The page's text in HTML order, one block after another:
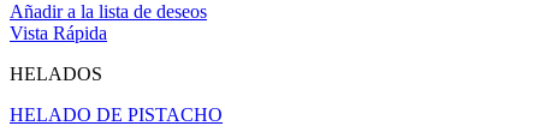
Añadir a la lista de deseos
Vista Rápida
HELADOS
HELADO DE PISTACHO